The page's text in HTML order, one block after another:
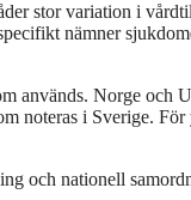
stor variation i
nämner
används. Norge och
noteras i Sverige.
och nationell